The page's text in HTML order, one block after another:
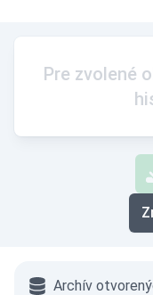
Pre zvolené
Archív